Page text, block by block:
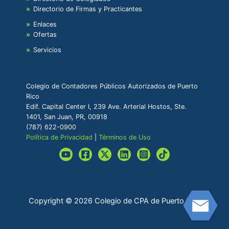
Directorio de Firmas y Practicantes
Enlaces
Ofertas
Servicios
Colegio de Contadores Públicos Autorizados de Puerto
Rico
Edif. Capital Center I, 239 Ave. Arterial Hostos, Ste.
1401, San Juan, PR, 00918
(787) 622-0900
Política de Privacidad |Términos de Uso
Copyright © 2026 Colegio de CPA de Puerto Rico